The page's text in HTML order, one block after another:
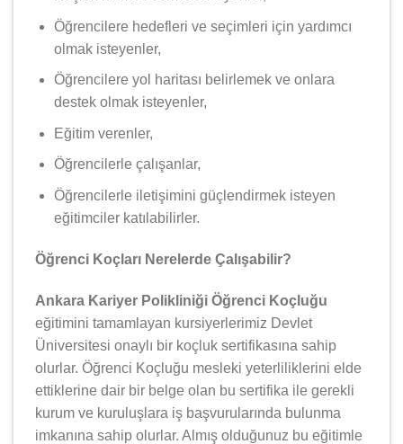
Öğrencilere hedefleri ve seçimleri için yardımcı
olmak isteyenler,
Öğrencilere yol haritası belirlemek ve onlara
destek olmak isteyenler,
Eğitim verenler,
Öğrencilerle çalışanlar,
Öğrencilerle iletişimini güçlendirmek isteyen
eğitimciler katılabilirler.
Öğrenci Koçları Nerelerde Çalışabilir?
Ankara Kariyer Polikliniği Öğrenci Koçluğu
eğitimini tamamlayan kursiyerlerimiz Devlet
Üniversitesi onaylı bir koçluk sertifikasına sahip
olurlar. Öğrenci Koçluğu mesleki yeterliliklerini elde
ettiklerine dair bir belge olan bu sertifika ile gerekli
kurum ve kuruluşlara iş başvurularında bulunma
imkanına sahip olurlar. Almış olduğunuz bu eğitimle